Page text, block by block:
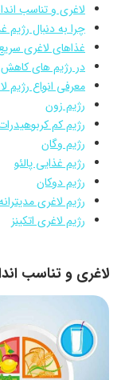
لاغری و تناسب
چرا به دنبال
غذاهای لاغری
در رژیم های کاهش
معرفی انواع رژیم
رژیم زون
رژیم کم
رژیم وگان
رژیم غذایی پالئو
رژیم دوکان
رژیم لاغری
رژیم لاغری اتکینز
لاغری و تناسب